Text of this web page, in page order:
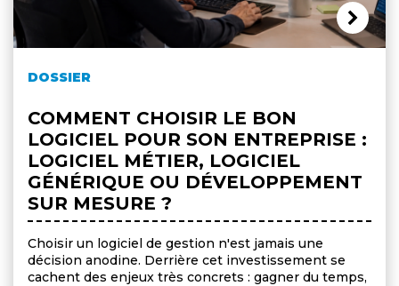
DOSSIER
COMMENT CHOISIR LE BON
LOGICIEL POUR SON ENTREPRISE :
LOGICIEL MÉTIER, LOGICIEL
GÉNÉRIQUE OU DÉVELOPPEMENT
SUR MESURE ?
Choisir un logiciel de gestion n'est jamais une
décision anodine. Derrière cet investissement se
cachent des enjeux très concrets : gagner du temps,